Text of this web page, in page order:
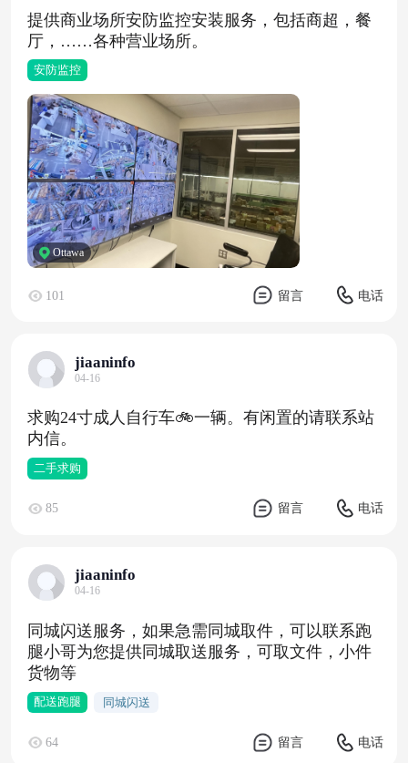
提供商业场所安防监控安装服务，包括商超，餐
厅，……各种营业场所。
安防监控
Ottawa
101 留言 电话
jiaaninfo
04-16
求购24寸成人自行车🚲一辆。有闲置的请联系站
内信。
二手求购
85 留言 电话
jiaaninfo
04-16
同城闪送服务，如果急需同城取件，可以联系跑
腿小哥为您提供同城取送服务，可取文件，小件
货物等
配送跑腿 同城闪送
64 留言 电话